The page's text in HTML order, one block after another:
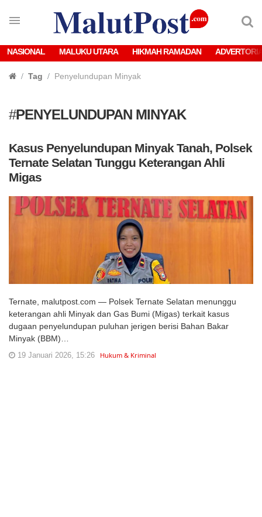
NASIONAL MALUKU UTARA HIKMAH RAMADAN
Tag Penyelundupan Minyak
#PENYELUNDUPAN MINYAK
Kasus Penyelundupan Minyak Tanah, Polsek
Ternate Selatan Tunggu Keterangan Ahli
Migas
Ternate, malutpost.com — Polsek Ternate Selatan menunggu
keterangan ahli Minyak dan Gas Bumi (Migas) terkait kasus
dugaan penyelundupan puluhan jerigen berisi Bahan Bakar
Minyak (BBM)…
19 Januari 2026, 15:26 Hukum & Kriminal